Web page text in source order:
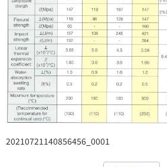
20210721140856456_0001